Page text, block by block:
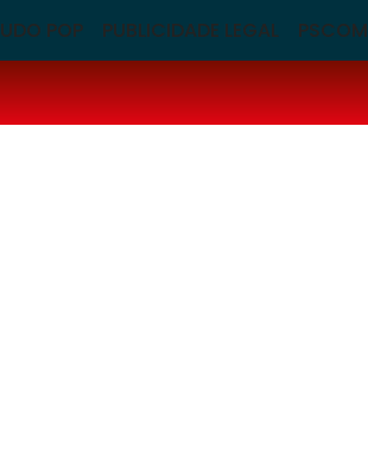
POP PUBLICIDADE LEGAL PSCOM